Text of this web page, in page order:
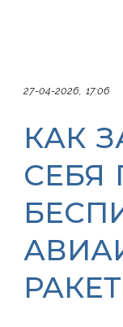
27-04-2026, 17:06
КАК
СЕБЯ